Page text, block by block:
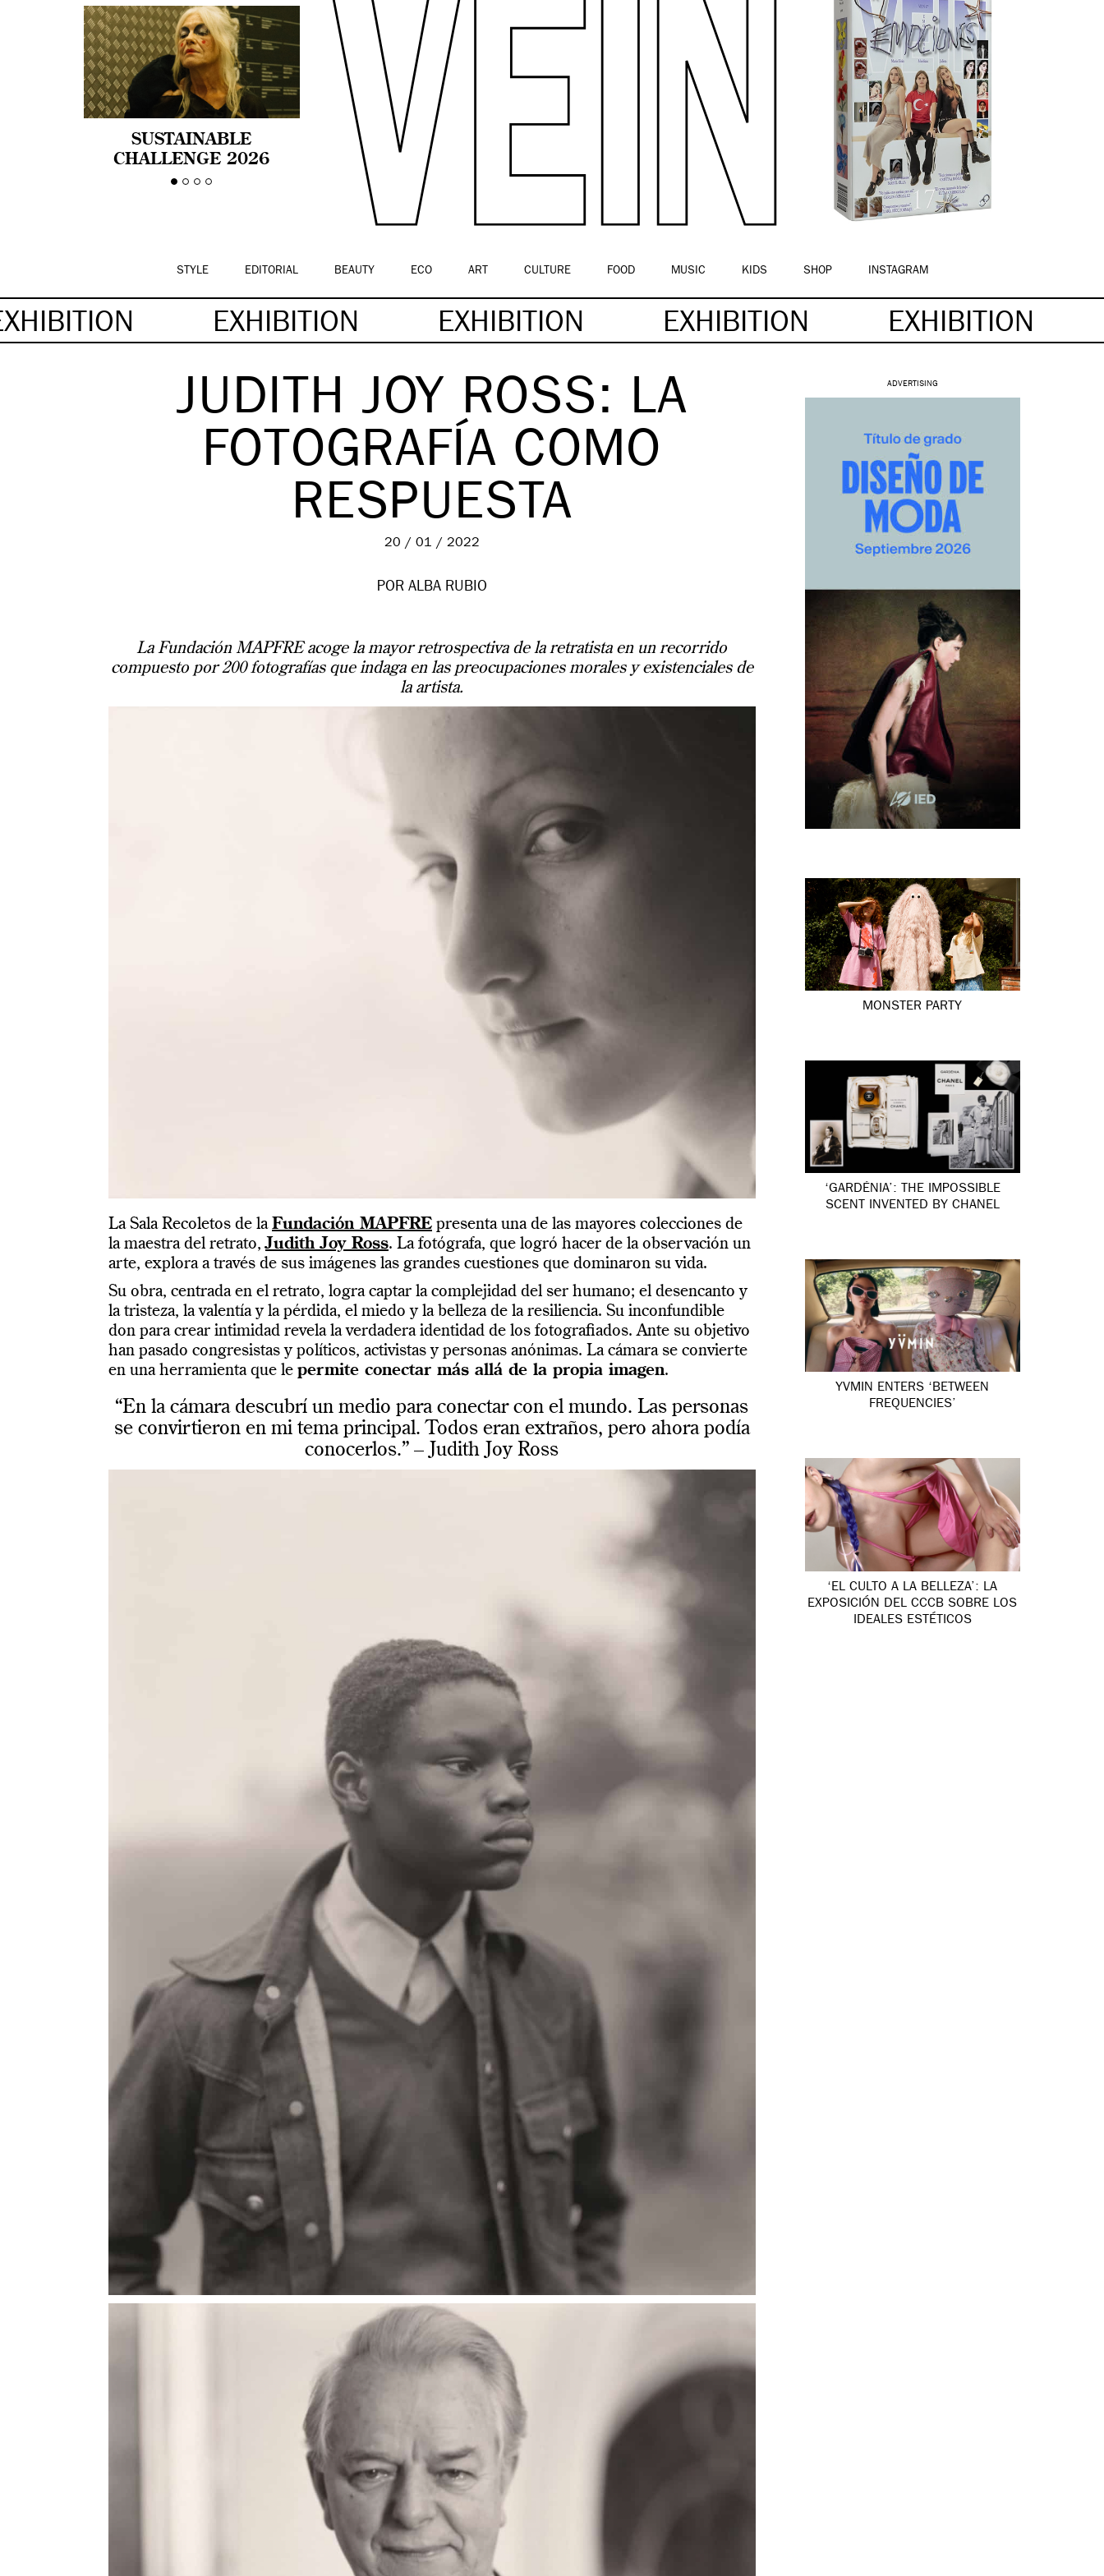
SUSTAINABLE
CHALLENGE 2026
CELEBRA LA
STYLE EDITORIAL BEAUTY ECO ART CULTURE FOOD MUSIC KIDS SHOP INSTAGRAM
EXHIBITION EXHIBITION EXHIBITION EXHIBITION
JUDITH JOY ROSS: LA
FOTOGRAFÍA COMO
RESPUESTA
20 / 01 / 2022
POR ALBA RUBIO
La Fundación MAPFRE acoge la mayor retrospectiva de la retratista en un recorrido
compuesto por 200 fotografías que indaga en las preocupaciones morales y existenciales de
la artista.
La Sala Recoletos de la Fundación MAPFRE presenta una de las mayores colecciones de
la maestra del retrato,Judith Joy Ross. La fotógrafa, que logró hacer de la observación un
arte, explora a través de sus imágenes las grandes cuestiones que dominaron su vida.
Su obra, centrada en el retrato, logra captar la complejidad del ser humano; el desencanto y
la tristeza, la valentía y la pérdida, el miedo y la belleza de la resiliencia. Su inconfundible
don para crear intimidad revela la verdadera identidad de los fotografiados. Ante su objetivo
han pasado congresistas y políticos, activistas y personas anónimas. La cámara se convierte
en una herramienta que le permite conectar más allá de la propia imagen.
“En la cámara descubrí un medio para conectar con el mundo. Las personas
se convirtieron en mi tema principal. Todos eran extraños, pero ahora podía
conocerlos.” – Judith Joy Ross
ADVERTISING
MONSTER PARTY
‘GARDÉNIA’: THE IMPOSSIBLE
SCENT INVENTED BY CHANEL
YVMIN ENTERS ‘BETWEEN
FREQUENCIES’
‘EL CULTO A LA BELLEZA’: LA
EXPOSICIÓN DEL CCCB SOBRE LOS
IDEALES ESTÉTICOS